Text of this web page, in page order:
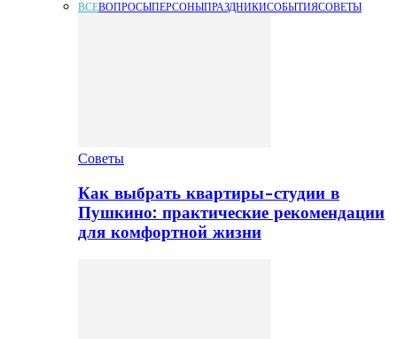
ВСЕВОПРОСЫПЕРСОНЫПРАЗДНИКИСОБЫТИЯСОВЕТЫ
Советы
Как выбрать квартиры-студии в
Пушкино: практические рекомендации
для комфортной жизни